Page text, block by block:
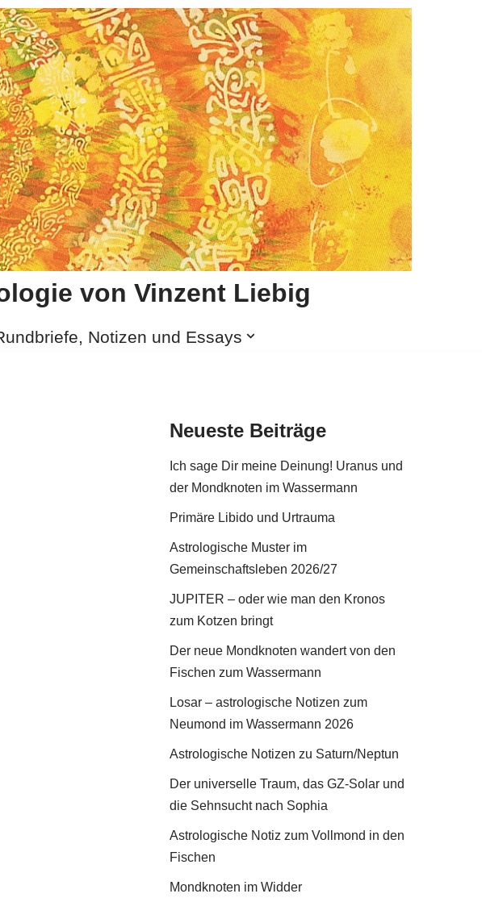
von Vinzent Liebig
Notizen und Essays
Neueste Beiträge
Ich sage Dir meine Deinung! Uranus und
der Mondknoten im Wassermann
Primäre Libido und Urtrauma
Astrologische Muster im
Gemeinschaftsleben 2026/27
JUPITER – oder wie man den Kronos
zum Kotzen bringt
Der neue Mondknoten wandert von den
Fischen zum Wassermann
Losar – astrologische Notizen zum
Neumond im Wassermann 2026
Astrologische Notizen zu Saturn/Neptun
Der universelle Traum, das GZ-Solar und
die Sehnsucht nach Sophia
Astrologische Notiz zum Vollmond in den
Fischen
Mondknoten im Widder